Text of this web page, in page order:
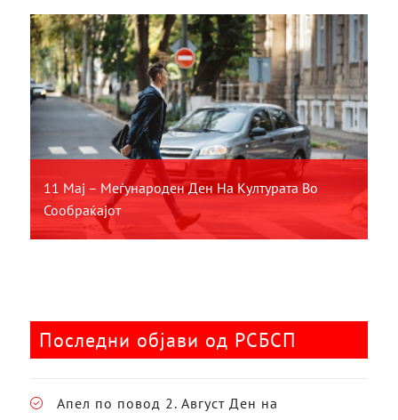
11 Мај – Меѓународен Ден На Културата Во
Сообраќајот
Последни објави од РСБСП
Апел по повод 2. Август Ден на